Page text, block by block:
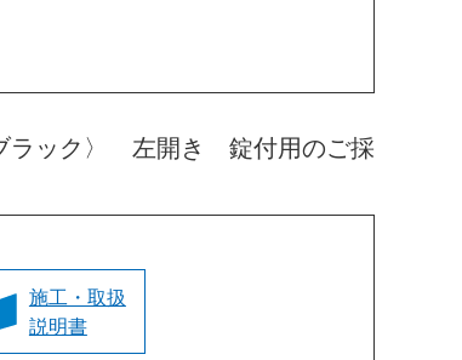
ック〉 左開き 錠付用のご採
施工・取扱
説明書